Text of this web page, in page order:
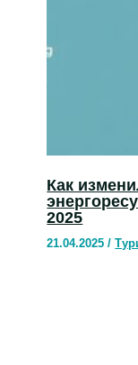
Как
2025
21.04.2025/